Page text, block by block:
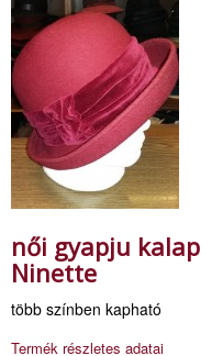
női gyapju kalap
Ninette
több színben kapható
Termék részletes adatai